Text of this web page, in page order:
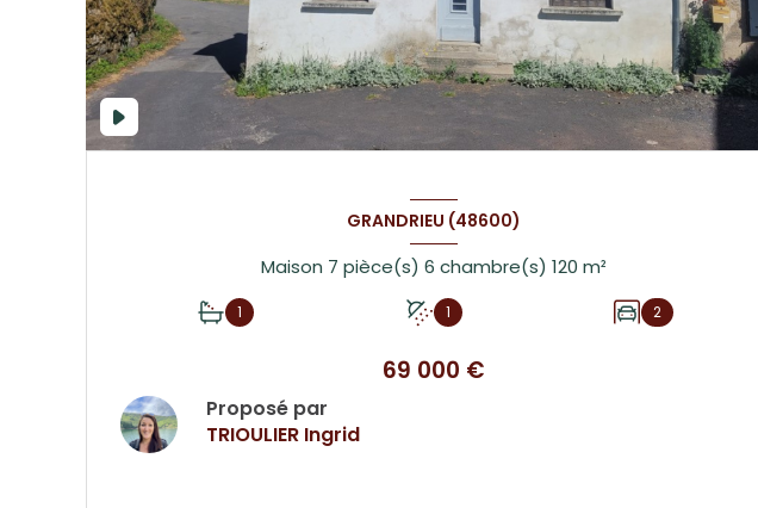
GRANDRIEU (48600)
Maison 7 pièce(s) 6 chambre(s) 120 m²
1 1 2
69 000 €
Proposé par
TRIOULIER Ingrid